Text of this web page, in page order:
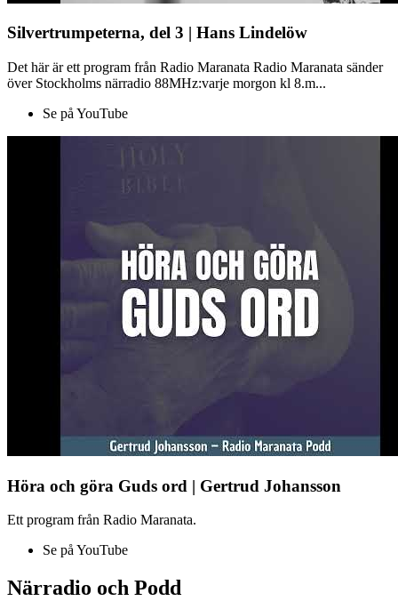
Silvertrumpeterna, del 3 | Hans Lindelöw
Det här är ett program från Radio Maranata Radio Maranata sänder
över Stockholms närradio 88MHz:varje morgon kl 8.m...
Se på YouTube
Höra och göra Guds ord | Gertrud Johansson
Ett program från Radio Maranata.
Se på YouTube
Närradio och Podd